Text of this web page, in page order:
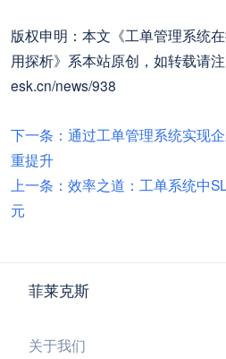
版权申明：本文《工单管理系统
用探析》系本站原创，如转载请
esk.cn/news/938
下一条：通过工单管理系统实现
重提升
上一条：效率之道：工单系统中
元
菲莱克斯
关于我们